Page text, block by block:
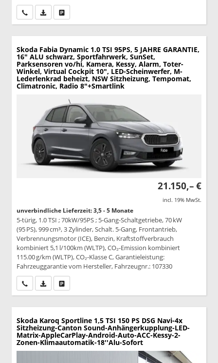
Wir rufen Sie anPDF-Datei, Fahrzeugexposé drucken
Skoda Fabia Dynamic 1.0 TSI 95PS, 5 JAHRE GARANTIE,
16" ALU schwarz, Sportfahrwerk, SunSet,
Parksensoren vo/hi, Kamera, Kessy, Alarm, Toter-
Winkel, Virtual Cockpit 10", LED-Scheinwerfer, M-
Lederlenkrad beheizt, NSW Sitzheizung, Tempomat,
Climatronic, Radio 8"+Smartlink
21.150,– €
incl. 19% MwSt.
unverbindliche Lieferzeit: 3,5 - 5 Monate
5-türig, 1.0 TSI ; 70kW/95PS ; 5-Gang-Schaltgetriebe, 70 kW
(95 PS), 999 cm³, 3 Zylinder, Schalt. 5-Gang, Frontantrieb,
Verbrennungsmotor (ICE), Benzin, Kraftstoffverbrauch
kombiniert 5,1 l/100km (WLTP), CO₂-Emission kombiniert
115.00 g/km (WLTP), CO₂-Klasse C, Garantieleistung:
Fahrzeuggarantie vom Hersteller, Fahrzeugnr.: 107330
Wir rufen Sie anPDF-Datei, Fahrzeugexposé drucken
Skoda Karoq Sportline 1,5 TSI 150 PS DSG Navi-4x
Sitzheizung-Canton Sound-Anhängerkupplung-LED-
Matrix-AppleCarPlay-Android-Auto-ACC-Kessy-2-
Zonen-Klimaautomatik-18''Alu-Sofort